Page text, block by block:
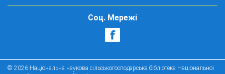
Соц. Мережі
© 2026 Національна наукова сільськогосподарська бібліотека Національної